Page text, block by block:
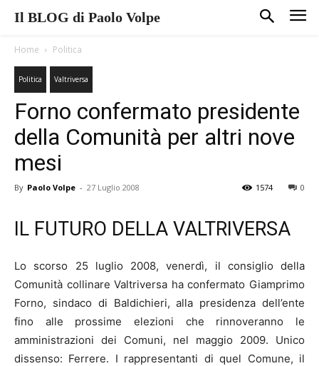
Il BLOG di Paolo Volpe
Home Politica
Politica Valtriversa
Forno confermato presidente
della Comunità per altri nove
mesi
By Paolo Volpe - 27 Luglio 2008 0
1574
IL FUTURO DELLA VALTRIVERSA
Lo scorso 25 luglio 2008, venerdì, il consiglio della
Comunità collinare Valtriversa ha confermato Giamprimo
Forno, sindaco di Baldichieri, alla presidenza dell’ente
fino alle prossime elezioni che rinnoveranno le
amministrazioni dei Comuni, nel maggio 2009. Unico
dissenso: Ferrere. I rappresentanti di quel Comune, il